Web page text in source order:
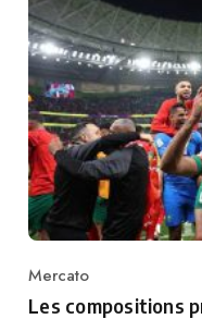
Category
Mercato
Les compositions